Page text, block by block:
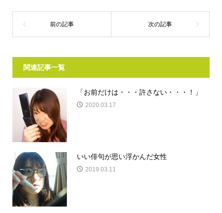
関連記事一覧
「お前だけは・・・許さない・・・！」
2020.03.17
いい俳句が思い浮かんだ女性
2019.03.11